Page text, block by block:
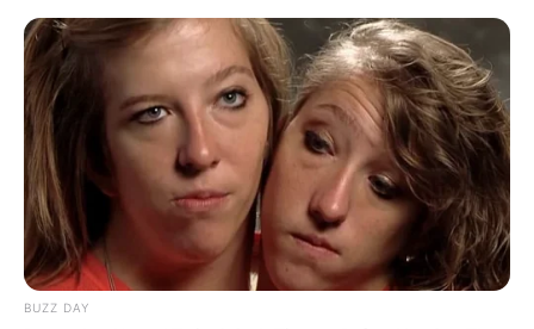
ดูดวงรายเดือน
อ.รักษ์ เลขเด็ด ชวนเช็ก ดวงกรกฎาคม
2569 (ช่วงวันที่ 16 – 31 ก.ค. 69)
BUZZ DAY